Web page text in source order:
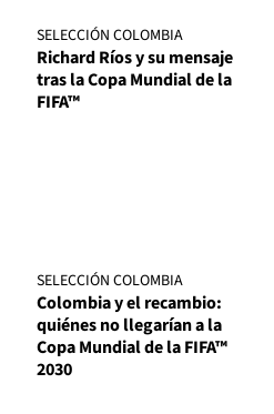
SELECCIÓN COLOMBIA
Richard Ríos y su mensaje
tras la Copa Mundial de la
FIFA™
SELECCIÓN COLOMBIA
Colombia y el recambio:
quiénes no llegarían a la
Copa Mundial de la FIFA™
2030